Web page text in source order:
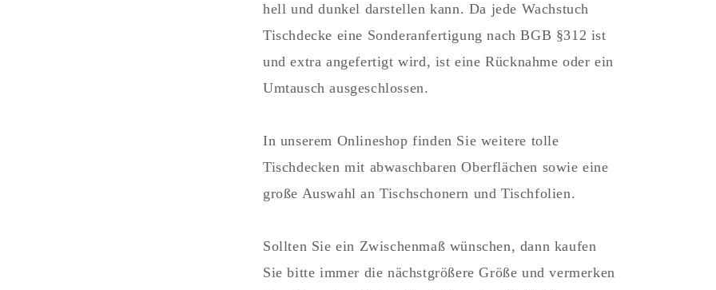
hell und dunkel darstellen kann. Da jede Wachstuch
Tischdecke eine Sonderanfertigung nach BGB §312 ist
und extra angefertigt wird, ist eine Rücknahme oder ein
Umtausch ausgeschlossen.
In unserem Onlineshop finden Sie weitere tolle
Tischdecken mit abwaschbaren Oberflächen sowie eine
große Auswahl an Tischschonern und Tischfolien.
Sollten Sie ein Zwischenmaß wünschen, dann kaufen
Sie bitte immer die nächstgrößere Größe und vermerken